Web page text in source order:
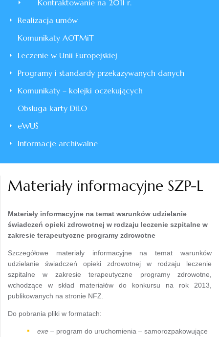
Kontraktowanie na 2011 r.
Realizacja umów
Komunikaty AOTMiT
Leczenie w Unii Europejskiej
Programy i standardy przekazywanych danych
Komunikaty – kolejki oczekujących
Obsługa karty DiLO
eWUŚ
Informacje archiwalne
Materiały informacyjne SZP-L
Materiały informacyjne na temat warunków udzielanie
świadczeń opieki zdrowotnej w rodzaju leczenie szpitalne w
zakresie terapeutyczne programy zdrowotne
Szczegółowe materiały informacyjne na temat warunków
udzielanie świadczeń opieki zdrowotnej w rodzaju leczenie
szpitalne w zakresie terapeutyczne programy zdrowotne,
wchodzące w skład materiałów do konkursu na rok 2013,
publikowanych na stronie NFZ.
Do pobrania pliki w formatach:
exe – program do uruchomienia – samorozpakowujące